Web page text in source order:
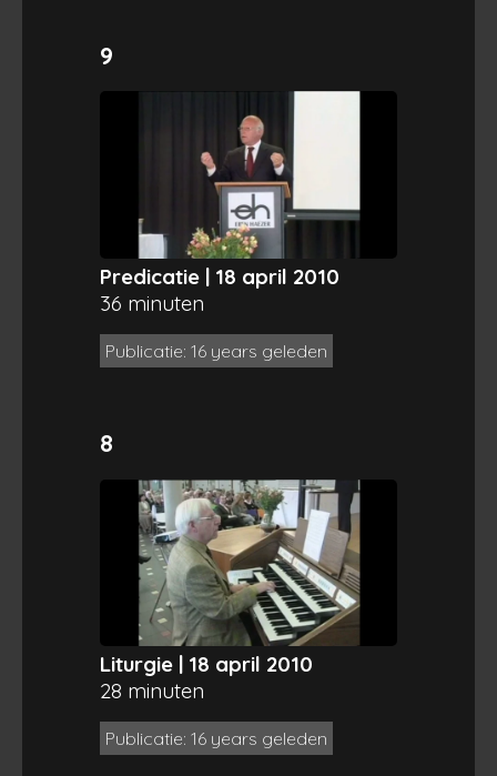
9
Predicatie | 18 april 2010
36 minuten
Publicatie: 16 years geleden
8
Liturgie | 18 april 2010
28 minuten
Publicatie: 16 years geleden